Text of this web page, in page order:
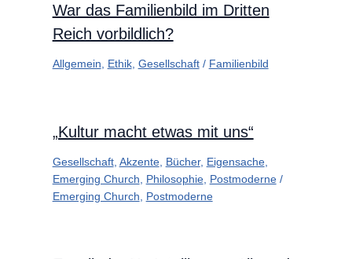
War das Familienbild im Dritten
Reich vorbildlich?
Allgemein Ethik, Gesellschaft/ Familienbild
„Kultur macht etwas mit uns“
Gesellschaft, Akzente, Bücher, Eigensache,
Emerging Church
Philosophie, Postmoderne/
Emerging Church
Postmoderne